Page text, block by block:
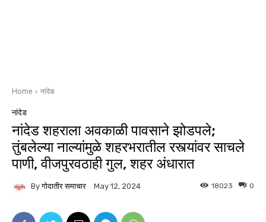
Home नांदेड
नांदेड
नांदेड शहराला अवकाळी पावसाने झोडपले;
तुंबलेल्या नाल्यांमुळे शहरभरातील रस्त्यांवर साचले
पाणी, वीजपुरवठाही गुल, शहर अंधारात
By गोदातीर समाचार May 12, 2024 0
18023